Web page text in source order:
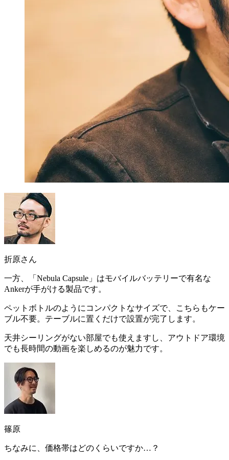
折原さん
一方、「Nebula Capsule」はモバイルバッテリーで有名な
Ankerが手がける製品です。
ペットボトルのようにコンパクトなサイズで、こちらもケー
ブル不要。テーブルに置くだけで設置が完了します。
天井シーリングがない部屋でも使えますし、アウトドア環境
でも長時間の動画を楽しめるのが魅力です。
篠原
ちなみに、価格帯はどのくらいですか…？